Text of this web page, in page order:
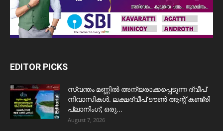
EDITOR PICKS
സ്വന്തം മണ്ണിൽ അന്യരാക്കപ്പെടുന്ന ദ്വീപ്
നിവാസികൾ. ലക്ഷദ്വീപ് ടൗൺ ആന്റ് കണ്ട്രി
പ്ലാനിംഗ്; ഒരു...
August 7, 2026